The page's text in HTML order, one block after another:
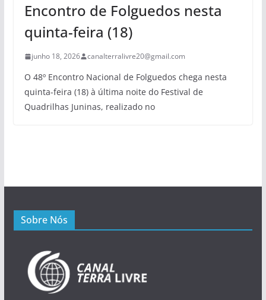
Encontro de Folguedos nesta
quinta-feira (18)
junho 18, 2026 canalterralivre20@gmail.com
O 48º Encontro Nacional de Folguedos chega nesta
quinta-feira (18) à última noite do Festival de
Quadrilhas Juninas, realizado no
Sobre Nós